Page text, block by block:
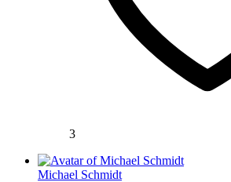
3
Michael Schmidt